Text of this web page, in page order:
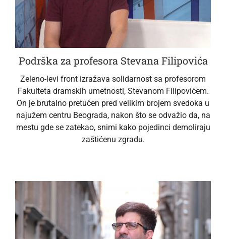
Podrška za profesora Stevana Filipovića
Zeleno-levi front izražava solidarnost sa profesorom
Fakulteta dramskih umetnosti, Stevanom Filipovićem.
On je brutalno pretučen pred velikim brojem svedoka u
najužem centru Beograda, nakon što se odvažio da, na
mestu gde se zatekao, snimi kako pojedinci demoliraju
zaštićenu zgradu.